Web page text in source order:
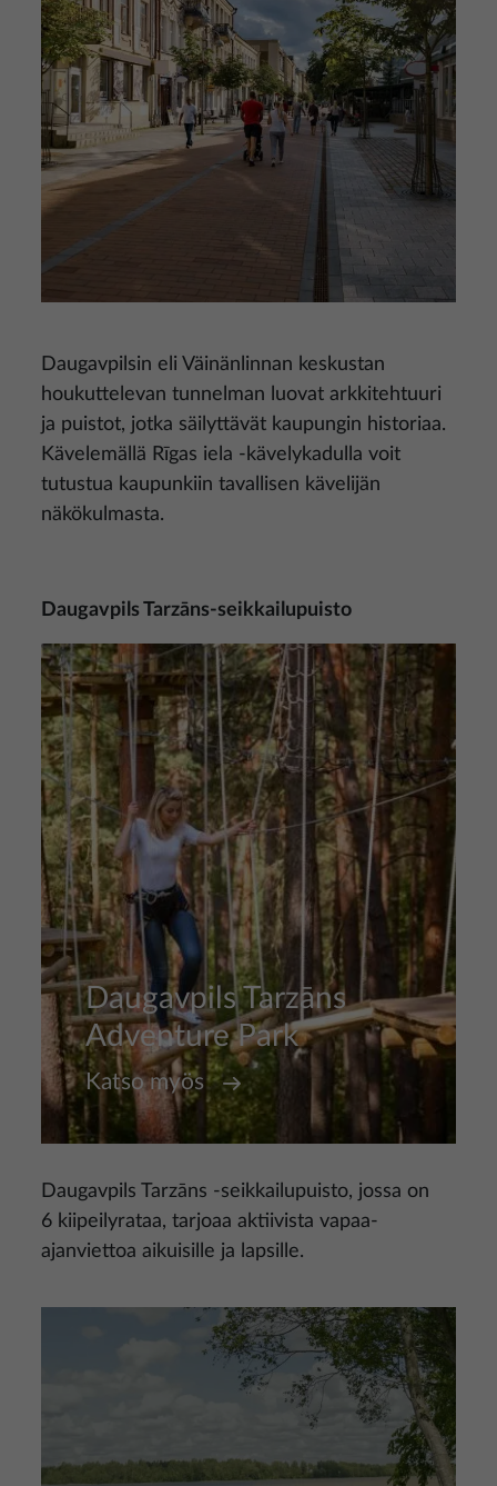
Daugavpilsin eli Väinänlinnan keskustan
houkuttelevan tunnelman luovat arkkitehtuuri
ja puistot, jotka säilyttävät kaupungin historiaa.
Kävelemällä Rīgas iela -kävelykadulla voit
tutustua kaupunkiin tavallisen kävelijän
näkökulmasta.
Daugavpils Tarzāns-seikkailupuisto
Daugavpils Tarzāns
Adventure Park
Kuva
Katso myös
Daugavpils Tarzāns -seikkailupuisto, jossa on
6 kiipeilyrataa, tarjoaa aktiivista vapaa-
ajanviettoa aikuisille ja lapsille.